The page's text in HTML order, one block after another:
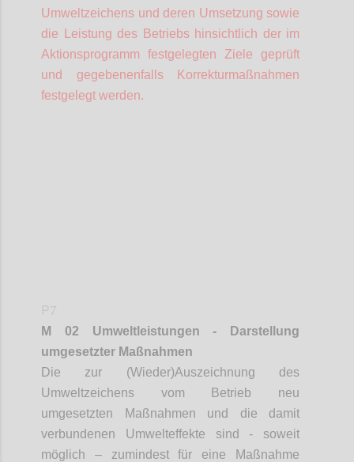
Umweltzeichens und deren Umsetzung sowie
die Leistung des Betriebs hinsichtlich der im
Aktionsprogramm festgelegten Ziele geprüft
und gegebenenfalls Korrekturmaßnahmen
festgelegt werden.
M 02 Umweltleistungen - Darstellung
umgesetzter Maßnahmen
Die zur (Wieder)Auszeichnung des
Umweltzeichens vom Betrieb neu
umgesetzten Maßnahmen und die damit
verbundenen Umwelteffekte sind - soweit
möglich – zumindest für eine Maßnahme